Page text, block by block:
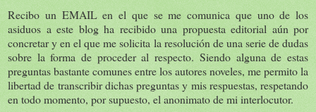
Recibo un EMAIL en el que se me comunica que uno de los
asiduos a este blog ha recibido una propuesta editorial aún por
concretar y en el que me solicita la resolución de una serie de dudas
sobre la forma de proceder al respecto. Siendo alguna de estas
preguntas bastante comunes entre los autores noveles, me permito la
libertad de transcribir dichas preguntas y mis respuestas, respetando
en todo momento, por supuesto, el anonimato de mi interlocutor.